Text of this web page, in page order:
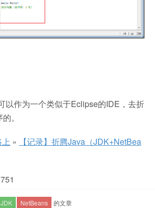
以作为一个类似于Eclipse的IDE，去折
。
»
【记录】折腾Java（JDK+NetBea
JDK NetBeans 的文章